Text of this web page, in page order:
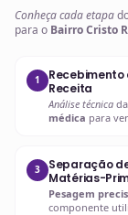
Conheça cada etapa
para o Bairro Cristo
1
Recebimento
Receita
Análise técnica da
médica para
3
Separação
Matérias-
Pesagem
componente